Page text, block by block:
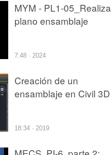
MYM - PL1-
plano ensamblaje
7:48 · 2024
Creación de un
ensamblaje en Civil 3D
18:34 · 2019